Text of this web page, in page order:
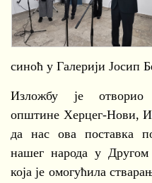
синоћ у Галерији Јосип
Изложбу је отворио
општине Херцег-Нови,
да нас ова поставка
нашег народа у Другом
која је омогућила